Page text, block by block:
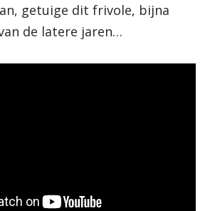
getuige dit frivole, bijna
de latere jaren…